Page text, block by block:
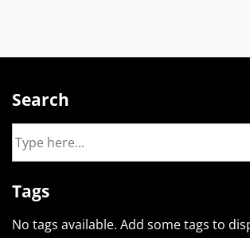
Search
Tags
No tags available. Add some tags to